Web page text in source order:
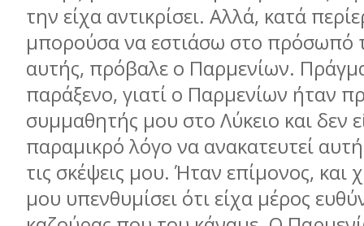
την είχα αντικρίσει. Αλλά, κατά
μπορούσα να εστιάσω στο πρόσωπό
αυτής, πρόβαλε ο Παρμενίων.
παράξενο, γιατί ο Παρμενίων ήταν
συμμαθητής μου στο Λύκειο και δεν
παραμικρό λόγο να ανακατευτεί
τις σκέψεις μου. Ήταν επίμονος, και
μου υπενθυμίσει ότι είχα μέρος